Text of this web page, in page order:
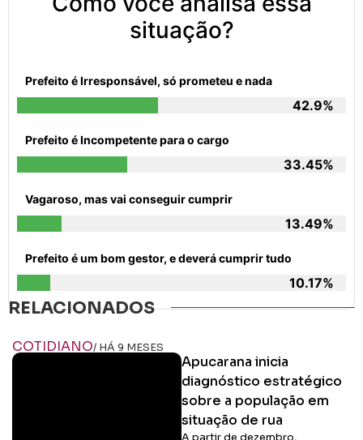
situação?
Prefeito é Irresponsável, só prometeu e nada
42.9%
Prefeito é Incompetente para o cargo
33.45%
Vagaroso, mas vai conseguir cumprir
13.49%
Prefeito é um bom gestor, e deverá cumprir tudo
10.17%
RELACIONADOS
COTIDIANO/ HÁ 9 MESES
Apucarana inicia
diagnóstico estratégico
sobre a população em
situação de rua